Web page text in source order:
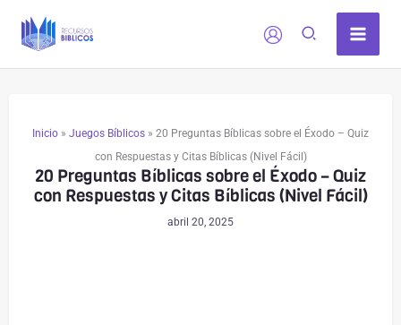
Inicio » Juegos Bíblicos » 20 Preguntas Bíblicas sobre el Éxodo – Quiz
con Respuestas y Citas Bíblicas (Nivel Fácil)
20 Preguntas Bíblicas sobre el Éxodo – Quiz
con Respuestas y Citas Bíblicas (Nivel Fácil)
abril 20, 2025